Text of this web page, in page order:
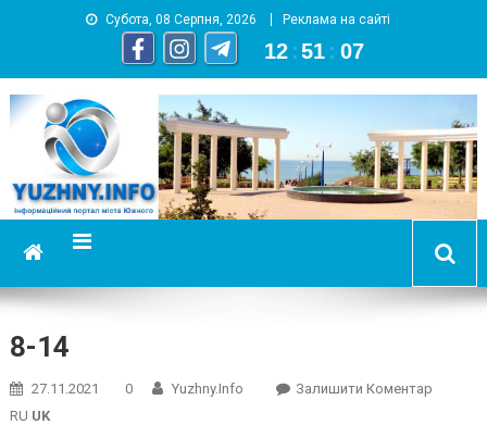
Субота, 08 Серпня, 2026 Реклама на сайті
12 :51 : 08
YUZHNY.INFO
информационный портал города Южный
8-14
27.11.2021 0 Yuzhny.info Залишити КоментарOn
RU UK